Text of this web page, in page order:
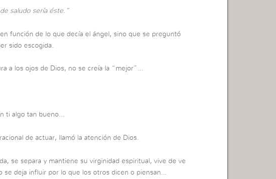
saludo sería éste.”
función de lo que decía el ángel, sino que se preguntó
sido escogida.
a los ojos de Dios, no se creía la “mejor”…
ti algo tan bueno…
de actuar, llamó la atención de Dios.
se separa y mantiene su virginidad espiritual, vive de ve
se deja influir por lo que los otros dicen o piensan…